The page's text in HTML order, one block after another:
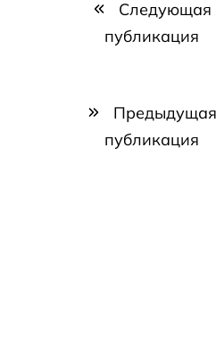
Следующая
публикация
Предыдущая
публикация